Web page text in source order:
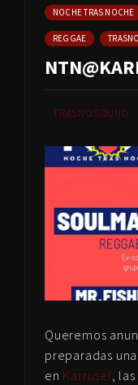
NOCHE TRAS NOCHE
REGGAE
TRASNOSOUND
Queremos
preparadas
en Karrusel,